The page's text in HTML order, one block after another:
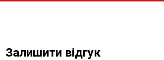
Залишити відгук